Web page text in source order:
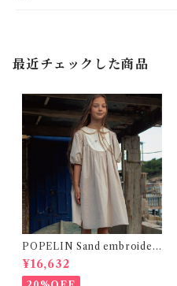
最近チェックした商品
POPELIN Sand embroider
ed dress with yoke / 10Y
¥16,632